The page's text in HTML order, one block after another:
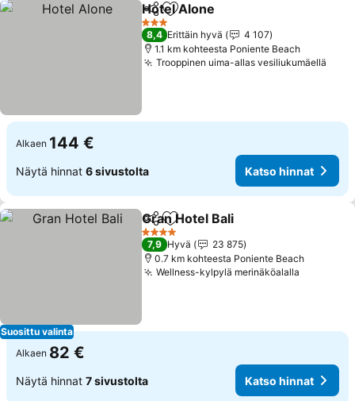
Jaa Lisää suosikkeihin
Hotel Alone
3 Tähtiluokitus
8,4 Erittäin hyvä
4 107
1.1 km kohteesta Poniente Beach
Trooppinen uima-allas vesiliukumäellä
Alkaen 144 €
Näytä hinnat 6 sivustolta Katso hinnat
Suosittu valinta
Jaa Lisää suosikkeihin
Gran Hotel Bali
4 Tähtiluokitus
7,9 Hyvä
23 875
0.7 km kohteesta Poniente Beach
Wellness-kylpylä merinäköalalla
Alkaen 82 €
Näytä hinnat 7 sivustolta Katso hinnat